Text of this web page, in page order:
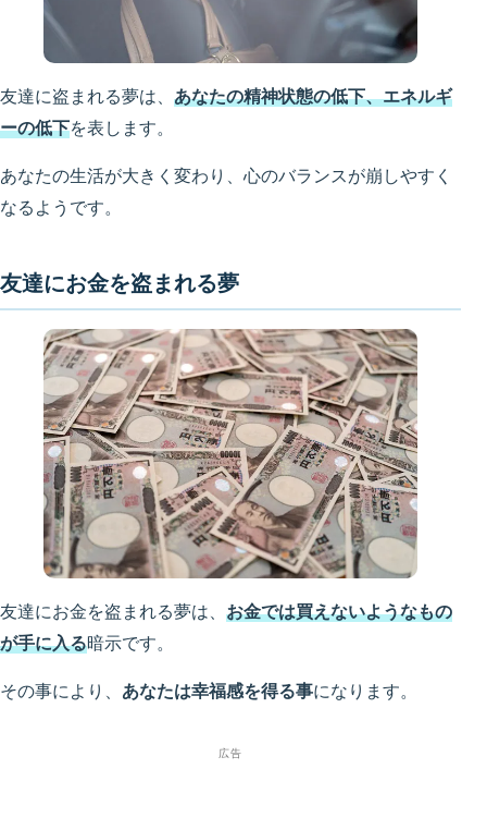
友達に盗まれる夢は、 あなたの精神状態の低下、エネルギ
ーの低下を表します。
あなたの生活が大きく変わり、心のバランスが崩しやすく
なるようです。
友達にお金を盗まれる夢
友達にお金を盗まれる夢は、 お金では買えないようなもの
が手に入る暗示です。
その事により、 あなたは幸福感を得る事になります。
広告